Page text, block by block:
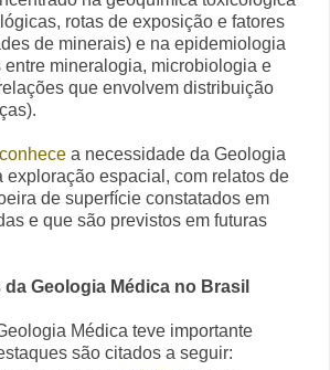
rotas de exposição e fatores
de minerais) e na epidemiologia
mineralogia, microbiologia e
que envolvem distribuição
a necessidade da Geologia
exploração espacial, com relatos de
de superfície constatados em
e que são previstos em futuras
Geologia Médica no Brasil
Médica teve importante
são citados a seguir: